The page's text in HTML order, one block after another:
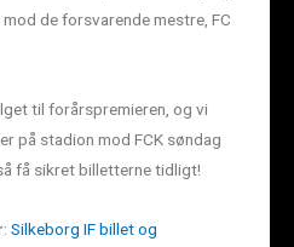
de forsvarende mestre, FC
til forårspremieren, og vi
på stadion mod FCK søndag
få sikret billetterne tidligt!
: Silkeborg IF billet og